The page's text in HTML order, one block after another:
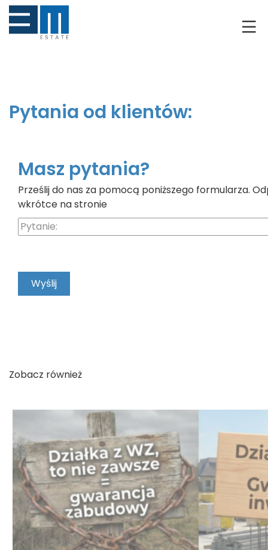
O NAS
NIERUCHOMOŚCI
DRON
KREDYTOWANIE
KONTAKT
Pytania od klientów:
Masz pytania?
Prześlij do nas za pomocą poniższego formularza.
wkrótce na stronie
Zobacz również